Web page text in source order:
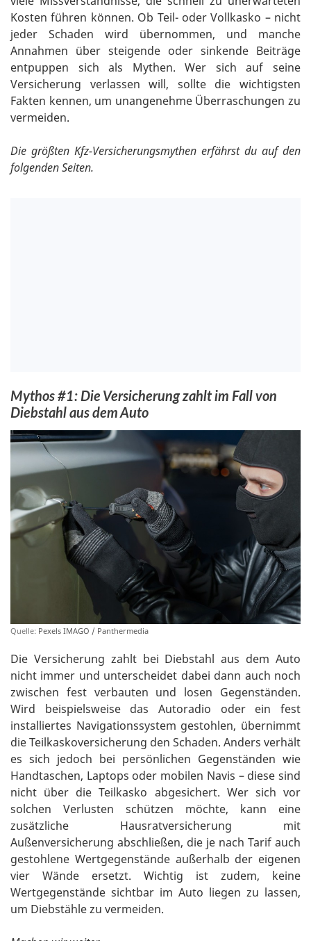
Kosten führen können. Ob Teil- oder Vollkasko – nicht
jeder Schaden wird übernommen, und manche
Annahmen über steigende oder sinkende Beiträge
entpuppen sich als Mythen. Wer sich auf seine
Versicherung verlassen will, sollte die wichtigsten
Fakten kennen, um unangenehme Überraschungen zu
vermeiden.
Die größten Kfz-Versicherungsmythen erfährst du auf den
folgenden Seiten.
Mythos #1: Die Versicherung zahlt im Fall von
Diebstahl aus dem Auto
Quelle: Pexels IMAGO / Panthermedia
Die Versicherung zahlt bei Diebstahl aus dem Auto
nicht immer und unterscheidet dabei dann auch noch
zwischen fest verbauten und losen Gegenständen.
Wird beispielsweise das Autoradio oder ein fest
installiertes Navigationssystem gestohlen, übernimmt
die Teilkaskoversicherung den Schaden. Anders verhält
es sich jedoch bei persönlichen Gegenständen wie
Handtaschen, Laptops oder mobilen Navis – diese sind
nicht über die Teilkasko abgesichert. Wer sich vor
solchen Verlusten schützen möchte, kann eine
zusätzliche Hausratversicherung mit
Außenversicherung abschließen, die je nach Tarif auch
gestohlene Wertgegenstände außerhalb der eigenen
vier Wände ersetzt. Wichtig ist zudem, keine
Wertgegenstände sichtbar im Auto liegen zu lassen,
um Diebstähle zu vermeiden.